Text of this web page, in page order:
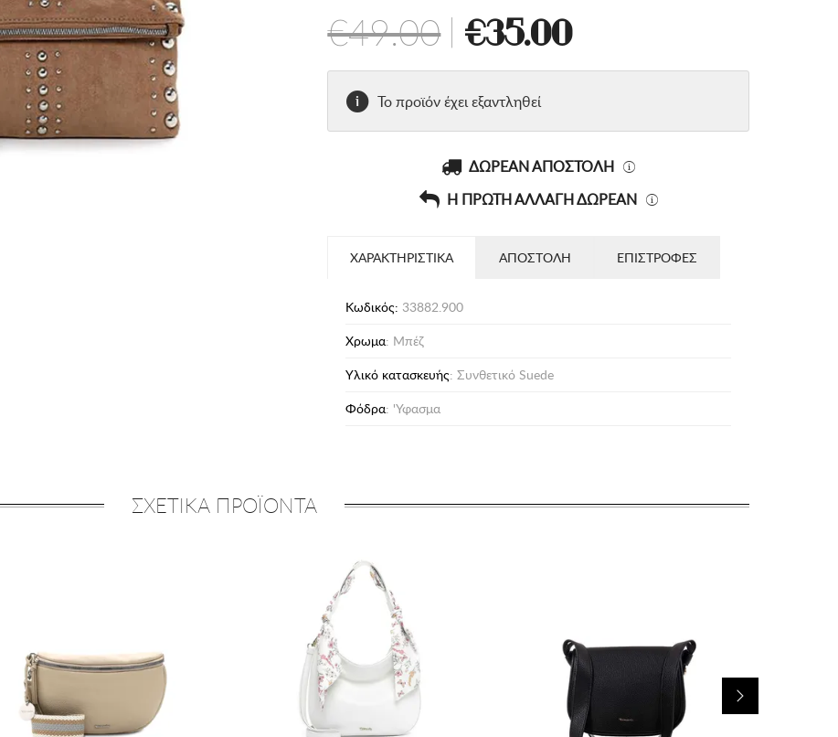
€49.00 €35.00
Το προϊόν έχει εξαντληθεί
ΔΩΡΕΑΝ ΑΠΟΣΤΟΛΗ
Η ΠΡΩΤΗ ΑΛΛΑΓΗ ΔΩΡΕΑΝ
ΧΑΡΑΚΤΗΡΙΣΤΙΚΑ ΑΠΟΣΤΟΛΗ ΕΠΙΣΤΡΟΦΕΣ
Κωδικός: 33882.900
Χρωμα: Μπέζ
Υλικό κατασκευής: Συνθετικό Suede
Φόδρα: 'Υφασμα
ΣΧΕΤΙΚΑ ΠΡΟΪΟΝΤΑ